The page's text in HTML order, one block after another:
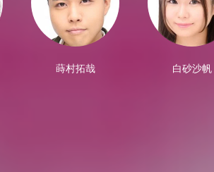
蒔村拓哉 白砂沙帆